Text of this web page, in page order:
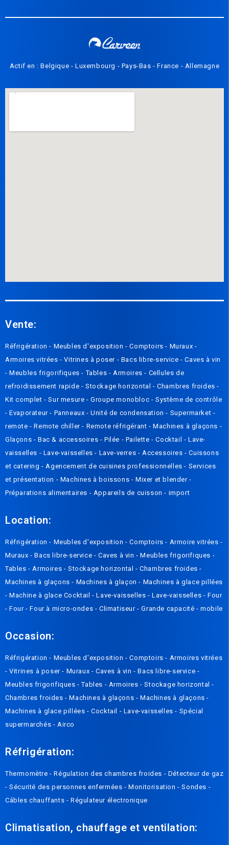
Actif en : Belgique - Luxembourg - Pays-Bas - France - Allemagne
Vente:
Réfrigération - Meubles d'exposition -Comptoirs- Muraux -
Armoires vitrées-Vitrines à poser - Bacs libre-service-Caves à vin
-Meubles frigorifiques-Tables -Armoires- Cellules de
refroidissement rapide -Stockage horizontal-Chambres froides-
Kit complet-Sur mesure-Groupe monobloc -Système de contrôle
-Evaporateur- Panneaux-Unité de condensation- Supermarket -
remote-Remote chiller- Remote réfrigérant-Machines à glaçons -
Glaçons -Bac & accessoires -Pilée - Pailette-Cocktail -Lave-
vaisselles - Lave-vaisselles- Lave-verres -Accessoires-Cuissons
et catering-Agencement de cuisines professionnelles- Services
et présentation - Machines à boissons -Mixer et blender-
Préparations alimentaires - Appareils de cuisson- import
Location:
Réfrigération- Meubles d'exposition-Comptoirs- Armoire vitrées-
Muraux-Bacs libre-service -Caves à vin-Meubles frigorifiques -
Tables-Armoires -Stockage horizontal-Chambres froides-
Machines à glaçons- Machines à glaçon- Machines à glace pillées
-Machine à glace Cocktail-Lave-vaisselles-Lave-vaisselles -Four
-Four-Four à micro-ondes -Climatiseur-Grande capacité-mobile
Occasion:
Réfrigération- Meubles d'exposition-Comptoirs- Armoires vitrées
-Vitrines à poser- Muraux -Caves à vin-Bacs libre-service -
Meubles frigorifiques-Tables - Armoires-Stockage horizontal-
Chambres froides-Machines à glaçons -Machines à glaçons-
Machines à glace pillées-Cocktail - Lave-vaisselles- Spécial
supermarchés -Airco
Réfrigération:
Thermomètre-Régulation des chambres froides - Détecteur de gaz
-Sécurité des personnes enfermées-Monitorisation-Sondes -
Câbles chauffants -Régulateur électronique
Climatisation, chauffage et ventilation: